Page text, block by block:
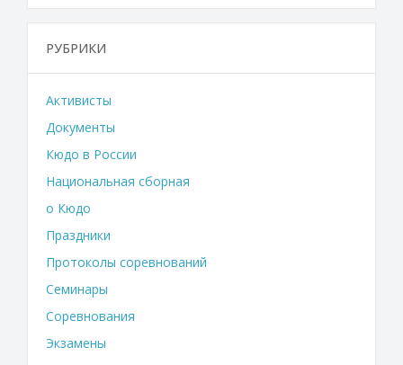
РУБРИКИ
Активисты
Документы
Кюдо в России
Национальная сборная
о Кюдо
Праздники
Протоколы соревнований
Семинары
Соревнования
Экзамены